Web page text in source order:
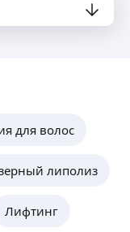
каждому
-100
для волос
липолиз
Лифтинг